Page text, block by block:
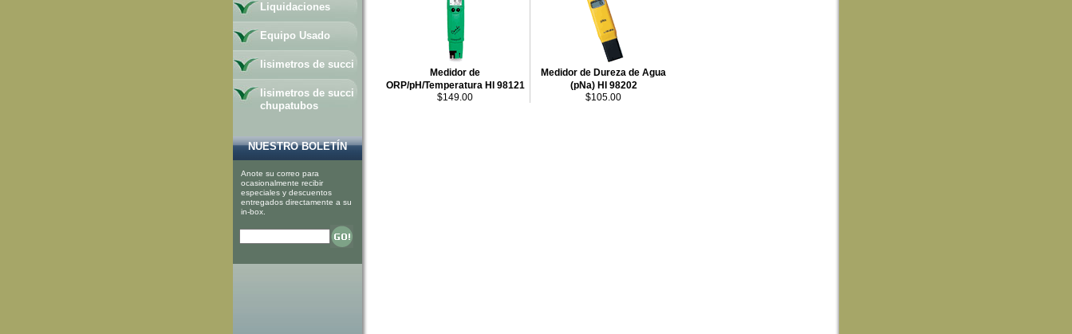
Medidor de
ORP/pH/Temperatura HI 98121
$149.00
Medidor de Dureza de Agua
(pNa) HI 98202
$105.00
Liquidaciones
Equipo Usado
lisimetros de succi
lisimetros de succi
chupatubos
NUESTRO BOLETÍN
Anote su correo para
ocasionalmente recibir
especiales y descuentos
entregados directamente a su
in-box.